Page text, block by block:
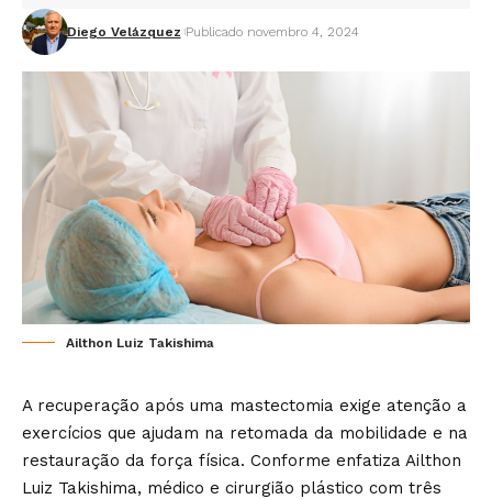
Diego Velázquez Publicado novembro 4, 2024
Ailthon Luiz Takishima
A recuperação após uma mastectomia exige atenção a
exercícios que ajudam na retomada da mobilidade e na
restauração da força física. Conforme enfatiza Ailthon
Luiz Takishima, médico e cirurgião plástico com três